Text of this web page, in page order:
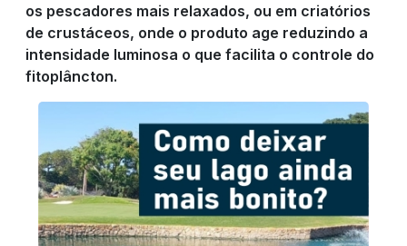
NOTÍCIAS
AGORA
os pescadores mais relaxados, ou em criatórios
de crustáceos, onde o produto age reduzindo a
intensidade luminosa o que facilita o controle do
fitoplâncton.